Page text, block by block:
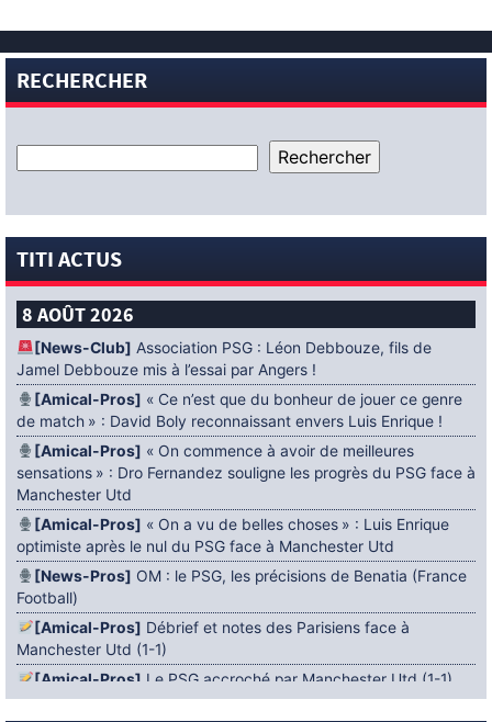
RECHERCHER
TITI ACTUS
8 AOÛT 2026
[News-Club] Association PSG : Léon Debbouze, fils de
Jamel Debbouze mis à l’essai par Angers !
[Amical-Pros] « Ce n’est que du bonheur de jouer ce genre
de match » : David Boly reconnaissant envers Luis Enrique !
[Amical-Pros] « On commence à avoir de meilleures
sensations » : Dro Fernandez souligne les progrès du PSG face à
Manchester Utd
[Amical-Pros] « On a vu de belles choses » : Luis Enrique
optimiste après le nul du PSG face à Manchester Utd
[News-Pros] OM : le PSG, les précisions de Benatia (France
Football)
[Amical-Pros] Débrief et notes des Parisiens face à
Manchester Utd (1-1)
[Amical-Pros] Le PSG accroché par Manchester Utd (1-1)